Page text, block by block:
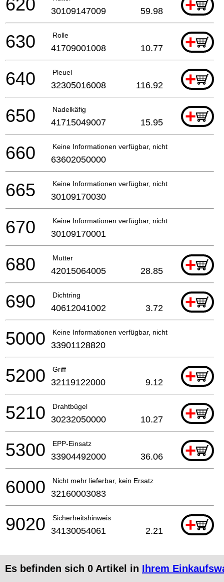
+
620 30109147009 59.98
Rolle +
630 41709001008 10.77
Pleuel +
640 32305016008 116.92
Nadelkäfig +
650 41715049007 15.95
Keine Informationen verfügbar, nicht bestellbar
660 63602050000
Keine Informationen verfügbar, nicht bestellbar
665 30109170030
Keine Informationen verfügbar, nicht bestellbar
670 30109170001
Mutter +
680 42015064005 28.85
Dichtring +
690 40612041002 3.72
Keine Informationen verfügbar, nicht bestellbar
5000 33901128820
Griff +
5200 32119122000 9.12
Drahtbügel +
5210 30232050000 10.27
EPP-Einsatz +
5300 33904492000 36.06
Nicht mehr lieferbar, kein Ersatz
6000 32160003083
Sicherheitshinweis +
9020 34130054061 2.21
Es befinden sich 0 Artikel in Ihrem